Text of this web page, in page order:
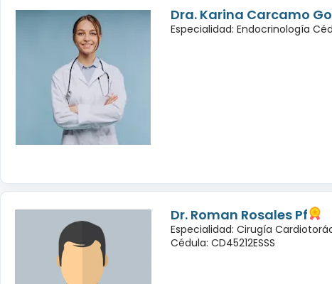
Dra. Karina Carcamo
Especialidad: Endocrinología
Dr. Roman Rosales Pf
Especialidad: Cirugía
Cédula: CD45212ESSS